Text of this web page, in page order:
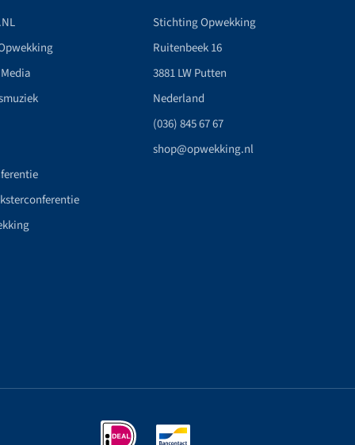
Stichting Opwekking
Ruitenbeek 16
3881 LW Putten
Nederland
(036) 845 67 67
shop@opwekking.nl